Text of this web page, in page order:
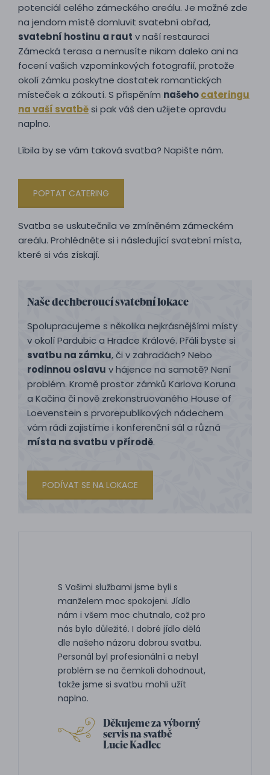
potenciál celého zámeckého areálu. Je možné zde
na jendom místě domluvit svatební obřad,
svatební hostinu a raut v naší restauraci
Zámecká terasa a nemusíte nikam daleko ani na
focení vašich vzpomínkových fotografií, protože
okolí zámku poskytne dostatek romantických
místeček a zákoutí. S přispěním našehocateringu
na vaší svatběsi pak váš den užijete opravdu
naplno.
Líbila by se vám taková svatba? Napište nám.
POPTAT CATERING
Svatba se uskutečnila ve zmíněném zámeckém
areálu. Prohlédněte si i následující svatební místa,
které si vás získají.
Naše dechberoucí svatební lokace
Spolupracujeme s několika nejkrásnějšími místy
v okolí Pardubic a Hradce Králové. Přáli byste si
svatbu na zámku, či v zahradách? Nebo
rodinnou oslavu v hájence na samotě? Není
problém. Kromě prostor zámků Karlova Koruna
a Kačina či nově zrekonstruovaného House of
Loevenstein s prvorepublikových nádechem
vám rádi zajistíme i konferenční sál a různá
místa na svatbu v přírodě.
PODÍVAT SE NA LOKACE
S Vašimi službami jsme byli s
manželem moc spokojeni. Jídlo
nám i všem moc chutnalo, což pro
nás bylo důležité. I dobré jídlo dělá
dle našeho názoru dobrou svatbu.
Personál byl profesionální a nebyl
problém se na čemkoli dohodnout,
takže jsme si svatbu mohli užít
naplno.
Děkujeme za výborný
servis na svatbě
Lucie Kadlec